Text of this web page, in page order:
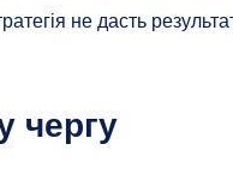
не дасть
чергу